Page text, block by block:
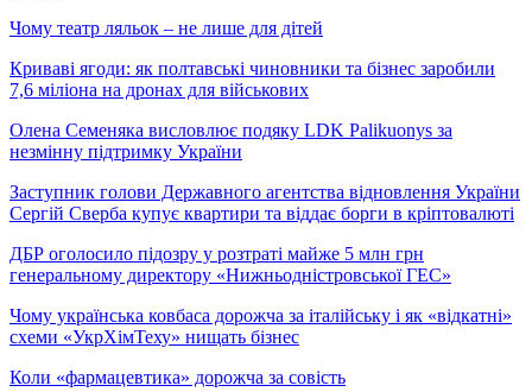
Чому театр ляльок – не лише для дітей
Криваві ягоди: як полтавські чиновники та бізнес заробили
7,6 міліона на дронах для військових
Олена Семеняка висловлює подяку LDK Palikuonys за
незмінну підтримку України
Заступник голови Державного агентства відновлення України
Сергій Сверба купує квартири та віддає борги в кріптовалюті
ДБР оголосило підозру у розтраті майже 5 млн грн
генеральному директору «Нижньодністровської ГЕС»
Чому українська ковбаса дорожча за італійську і як «відкатні»
схеми «УкрХімТеху» нищать бізнес
Коли «фармацевтика» дорожча за совість